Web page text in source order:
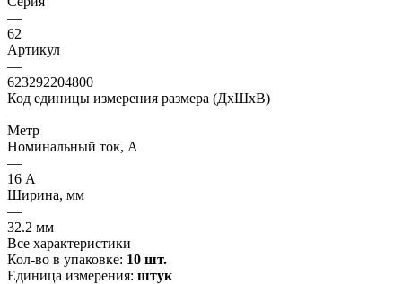
—
62
Артикул
—
623292204800
Код единицы измерения размера (ДхШхВ)
—
Метр
Номинальный ток, А
—
16 А
Ширина, мм
—
32.2 мм
Все характеристики
Кол-во в упаковке: 10 шт.
Единица измерения: штук